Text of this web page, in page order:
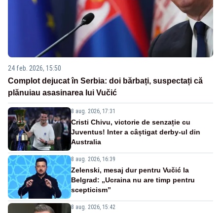
24 feb. 2026, 15:50
Complot dejucat în Serbia: doi bărbați, suspectați că
plănuiau asasinarea lui Vučić
8 aug. 2026, 17:31
Cristi Chivu, victorie de senzație cu
Juventus! Inter a câștigat derby-ul din
Australia
8 aug. 2026, 16:39
Zelenski, mesaj dur pentru Vučić la
Belgrad: „Ucraina nu are timp pentru
scepticism”
8 aug. 2026, 15:42